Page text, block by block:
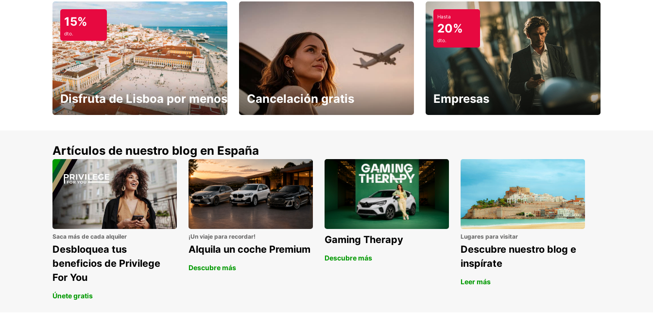
15%
dto.
Disfruta de Lisboa por menos Cancelación gratis
Hasta
20%
dto.
Empresas
Artículos de nuestro blog en España
Saca más de cada alquiler
Desbloquea tus
beneficios de Privilege
For You
Únete gratis
¡Un viaje para recordar!
Alquila un coche Premium
Descubre más
Gaming Therapy
Descubre más
Lugares para visitar
Descubre nuestro blog e
inspírate
Leer más